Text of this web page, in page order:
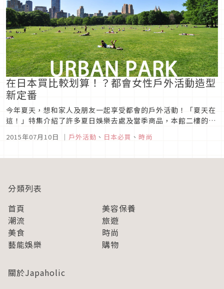
在日本買比較划算！？都會女性戶外活動造型
新定番
今年夏天，想和家人及朋友一起享受都會的戶外活動！「夏天在
這！」特集介紹了許多夏日娛樂去處及當季商品，本館二樓的
型新定番。輕巧的戶外活動裝備更顯帥氣！兼具機能性與時尚感
2015年07月10日 ｜ 戶外活動 、 日本必買 、 時尚
分類列表
首頁
美容保養
潮流
旅遊
美食
時尚
藝能娛樂
購物
關於Japaholic